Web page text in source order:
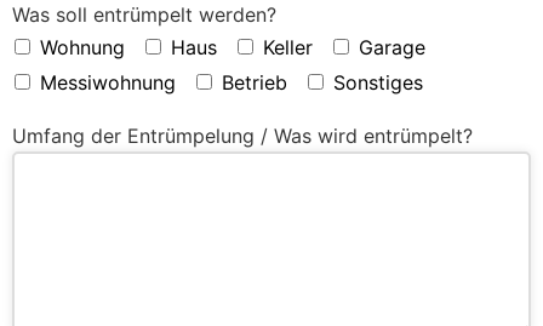
Was soll entrümpelt werden?
Wohnung
Haus Keller
Garage
Messiwohnung
Betrieb Sonstiges
Umfang der Entrümpelung / Was wird entrümpelt?